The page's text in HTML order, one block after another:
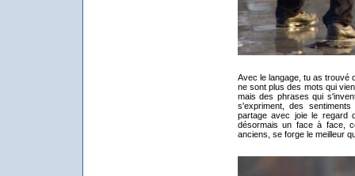
Avec le langage, tu as trouvé
ne sont plus des mots qui
mais des phrases qui
s'expriment, des
partage avec joie le regard
désormais un face à face,
anciens, se forge le meilleur